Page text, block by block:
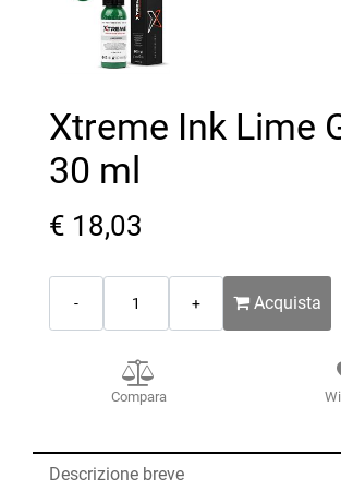
Xtreme Ink Lime
30 ml
€ 18,03
Acquista
Compara
Descrizione breve